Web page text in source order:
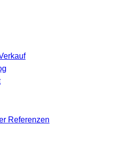
Referenzen